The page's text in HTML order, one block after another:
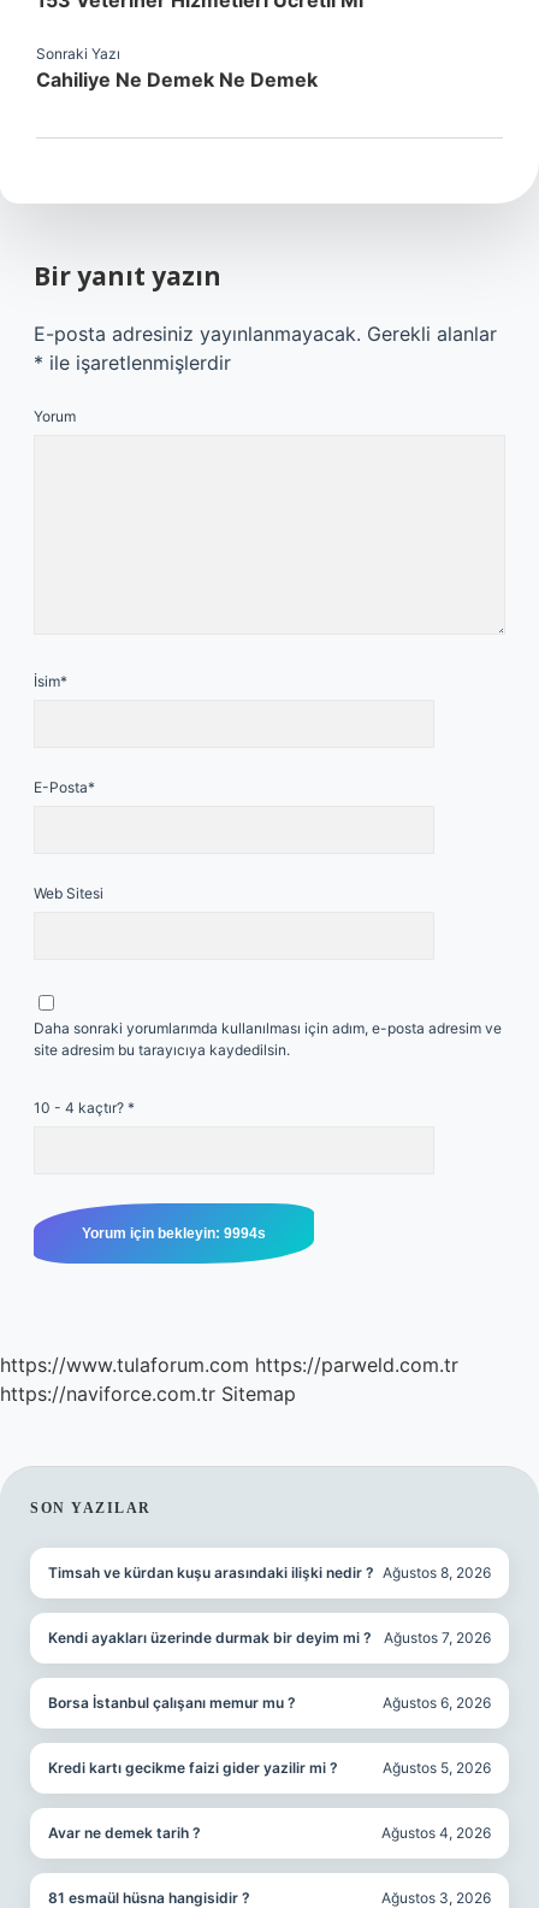
Sonraki Yazı
Cahiliye Ne Demek Ne Demek
Bir yanıt yazın
E-posta adresiniz yayınlanmayacak. Gerekli alanlar
* ile işaretlenmişlerdir
Yorum
İsim*
E-Posta*
Web Sitesi
Daha sonraki yorumlarımda kullanılması için adım, e-posta adresim ve
site adresim bu tarayıcıya kaydedilsin.
10 - 4 kaçtır? *
https://www.tulaforum.com https://parweld.com.tr
https://naviforce.com.tr Sitemap
SIDEBAR
SON YAZILAR
Timsah ve kürdan kuşu arasındaki ilişki nedir ? Ağustos 8, 2026
Kendi ayakları üzerinde durmak bir deyim mi ? Ağustos 7, 2026
Borsa İstanbul çalışanı memur mu ? Ağustos 6, 2026
Kredi kartı gecikme faizi gider yazilir mi ? Ağustos 5, 2026
Avar ne demek tarih ? Ağustos 4, 2026
81 esmaül hüsna hangisidir ? Ağustos 3, 2026